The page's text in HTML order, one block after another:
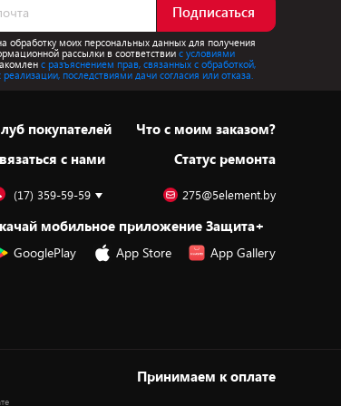
Подписаться
обработку моих персональных данных для получения
рассылки в соответствиис условиями
с разъяснением прав, связанных с обработкой,
последствиями дачи согласия или отказа.
покупателей
с нами
Что с моим заказом?
Статус ремонта
(17) 359-59-59 275@5element.by
мобильное приложение Защита+
GooglePlay App Store App Gallery
Принимаем к оплате